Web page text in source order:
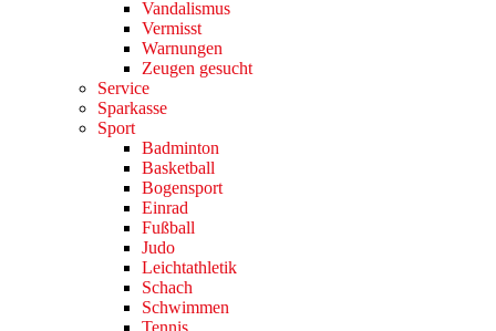
Vandalismus
Vermisst
Warnungen
Zeugen gesucht
Service
Sparkasse
Sport
Badminton
Basketball
Bogensport
Einrad
Fußball
Judo
Leichtathletik
Schach
Schwimmen
Tennis